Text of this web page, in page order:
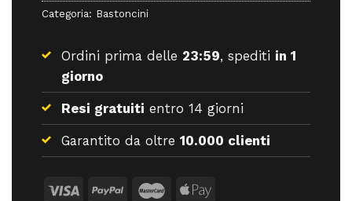
Categoria: Bastoncini
Ordini prima delle 23:59, spediti in 1
giorno
Resi gratuiti entro 14 giorni
Garantito da oltre 10.000 clienti